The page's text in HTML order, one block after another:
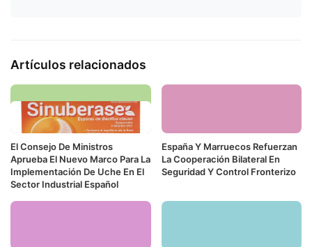
Artículos relacionados
El Consejo De Ministros
Aprueba El Nuevo Marco Para La
Implementación De Uche En El
Sector Industrial Español
España Y Marruecos Refuerzan
La Cooperación Bilateral En
Seguridad Y Control Fronterizo